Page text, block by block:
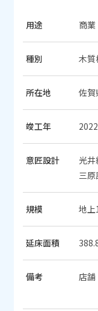
用途 商業
種別 木質
所在地 佐賀
竣工年 2022
意匠設計
光
三
規模 地上
延床面積
備考 店舗